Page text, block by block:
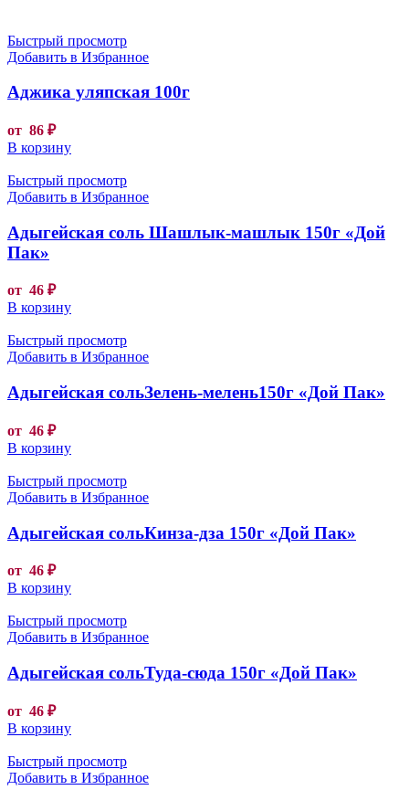
Быстрый просмотр
Добавить в Избранное
Аджика уляпская 100г
от 86 ₽
В корзину
Быстрый просмотр
Добавить в Избранное
Адыгейская соль Шашлык-машлык 150г «Дой
Пак»
от 46 ₽
В корзину
Быстрый просмотр
Добавить в Избранное
Адыгейская сольЗелень-мелень150г «Дой Пак»
от 46 ₽
В корзину
Быстрый просмотр
Добавить в Избранное
Адыгейская сольКинза-дза 150г «Дой Пак»
от 46 ₽
В корзину
Быстрый просмотр
Добавить в Избранное
Адыгейская сольТуда-сюда 150г «Дой Пак»
от 46 ₽
В корзину
Быстрый просмотр
Добавить в Избранное